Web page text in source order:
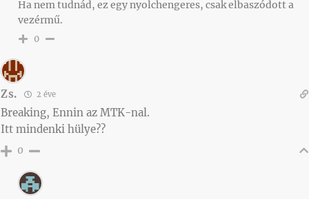
Ha nem tudnád, ez egy nyolchengeres, csak elbaszódott a
vezérmű.
0
Zs. 2 éve
Breaking, Ennin az MTK-nal.
Itt mindenki hülye??
0